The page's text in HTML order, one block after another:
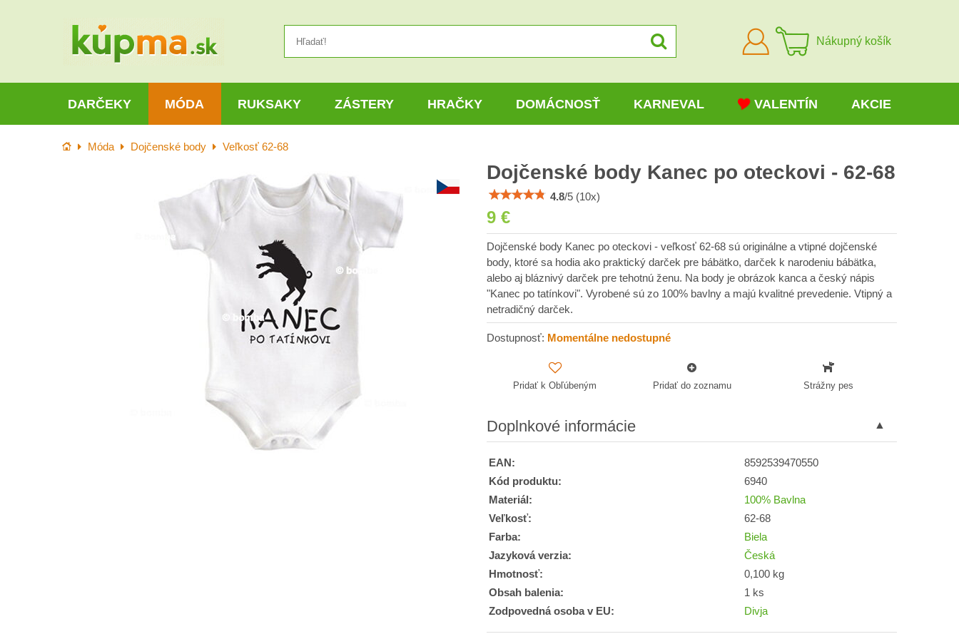
Prihlásiť
sa
Nákupný košík
DARČEKY MÓDA RUKSAKY ZÁSTERY HRAČKY DOMÁCNOSŤ KARNEVAL VALENTÍN AKCIE
Úvod Móda Dojčenské body Veľkosť 62-68
Dojčenské body Kanec po oteckovi - 62-68
4.8/5 (10x)
9 €
Dojčenské body Kanec po oteckovi - veľkosť 62-68 sú originálne a vtipné dojčenské
body, ktoré sa hodia ako praktický darček pre bábätko, darček k narodeniu bábätka,
alebo aj bláznivý darček pre tehotnú ženu. Na body je obrázok kanca a český nápis
"Kanec po tatínkovi". Vyrobené sú zo 100% bavlny a majú kvalitné prevedenie. Vtipný a
netradičný darček.
Dostupnosť: Momentálne nedostupné
Pridať k Obľúbeným Pridať do zoznamu Strážny pes
Doplnkové informácie
EAN:
8592539470550
Kód produktu:
6940
Materiál:
100% Bavlna
Veľkosť:
62-68
Farba:
Biela
Jazyková verzia:
Česká
Hmotnosť:
0,100 kg
Obsah balenia:
1 ks
Zodpovedná osoba v EU:
Divja